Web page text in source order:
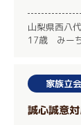
山梨県西八
17歳 みーち
家族立
誠心誠意